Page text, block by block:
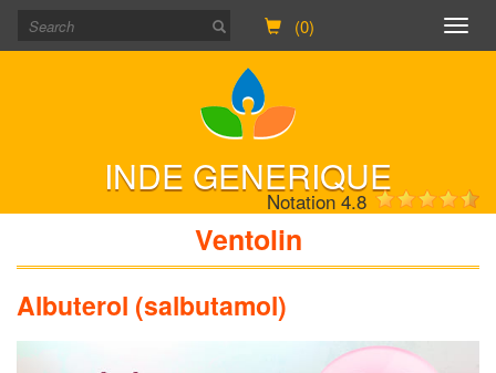
(0)
INDE GENERIQUE
Ventolin
Albuterol (salbutamol)
Notation 4.8